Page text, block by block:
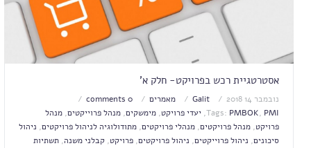
אסטרטגיית רכש בפרויקט- חלק א'
נובמבר 14 2018 Galit מאמרים
0 comments
Tags: PMBOK, PMI
, יעדי פרויקט, מימשקים, מנהל פרוייקטים, מנהל
פרויקט, מנהל פרויקטים, מנהלי פרויקטים, מתודולוגיה לניהול פרויקטים, ניהול
סיכונים, ניהול פרוייקטים, ניהול פרויקטים, פרויקט, קבלני משנה, תשתיות